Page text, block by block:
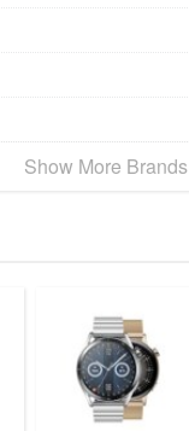
Show More Brands